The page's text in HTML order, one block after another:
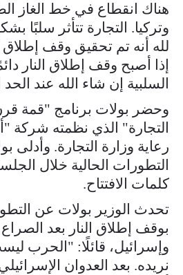
هناك انقطاع في خط الغاز
وتركيا. التجارة تتأثر سلبًا
إذا أصبح وقف إطلاق النار
السلبية إن شاء الله عند الحد
وحضر بولات برنامج "قمة
التجارة" الذي نظمته شركة
رعاية وزارة التجارة. وأدلى
التطورات الحالية خلال
كلمات الافتتاح.
تحدث الوزير بولات عن
بوقف إطلاق النار بعد
وإسرائيل، قائلًا: "الحرب
نريده. بعد العدوان